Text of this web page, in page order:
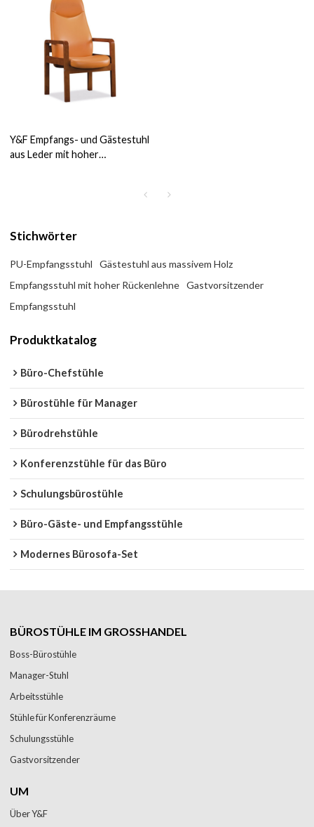
Y&F Empfangs- und Gästestuhl
aus Leder mit hoher
Stichwörter
PU-Empfangsstuhl
Gästestuhl aus massivem Holz
Empfangsstuhl mit hoher Rückenlehne
Gastvorsitzender
Empfangsstuhl
Produktkatalog
Büro-Chefstühle
Bürostühle für Manager
Bürodrehstühle
Konferenzstühle für das Büro
Schulungsbürostühle
Büro-Gäste- und Empfangsstühle
Modernes Bürosofa-Set
BÜROSTÜHLE IM GROSSHANDEL
Boss-Bürostühle
Manager-Stuhl
Arbeitsstühle
Stühle für Konferenzräume
Schulungsstühle
Gastvorsitzender
UM
Über Y&F